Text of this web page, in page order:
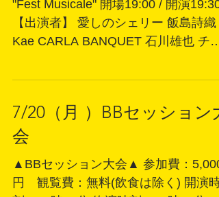
7/24（金）"Fest Musicale"
"Fest Musicale" 開場19:00 / 開演19:30
Kae CARLA BANQUET 石川雄也 チケ
ット：V席 5000円（前列席確保&終
3000円（当日4000円） ご予約は
Googleフォームへ
7/20（月 ）BBセッション大